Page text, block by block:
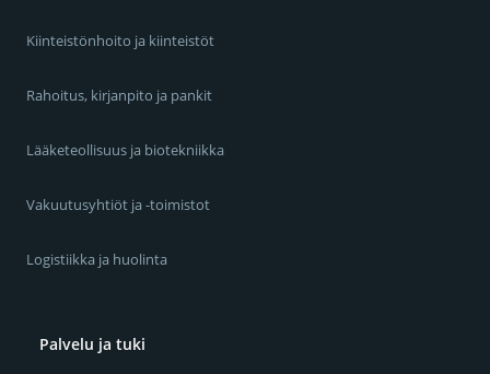
Kiinteistönhoito ja kiinteistöt
Rahoitus, kirjanpito ja pankit
Lääketeollisuus ja biotekniikka
Vakuutusyhtiöt ja -toimistot
Logistiikka ja huolinta
Palvelu ja tuki